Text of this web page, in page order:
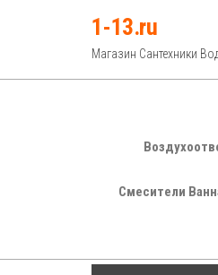
1-13.ru
Магазин Сантехники
Смесители